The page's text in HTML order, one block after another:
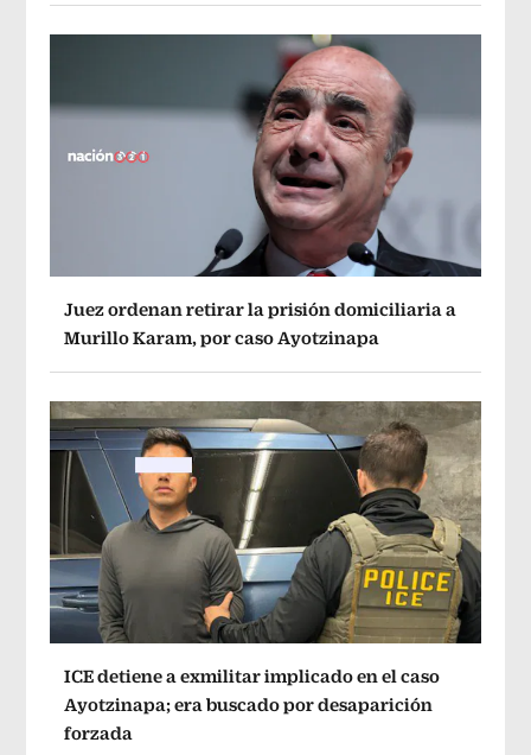
Juez ordenan retirar la prisión domiciliaria a
Murillo Karam, por caso Ayotzinapa
ICE detiene a exmilitar implicado en el caso
Ayotzinapa; era buscado por desaparición
forzada